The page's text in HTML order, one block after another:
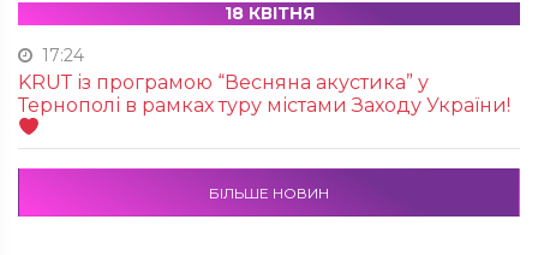
18 КВІТНЯ
17:24
KRUТ із програмою “Весняна акустика” у
Тернополі в рамках туру містами Заходу України!
БІЛЬШЕ НОВИН